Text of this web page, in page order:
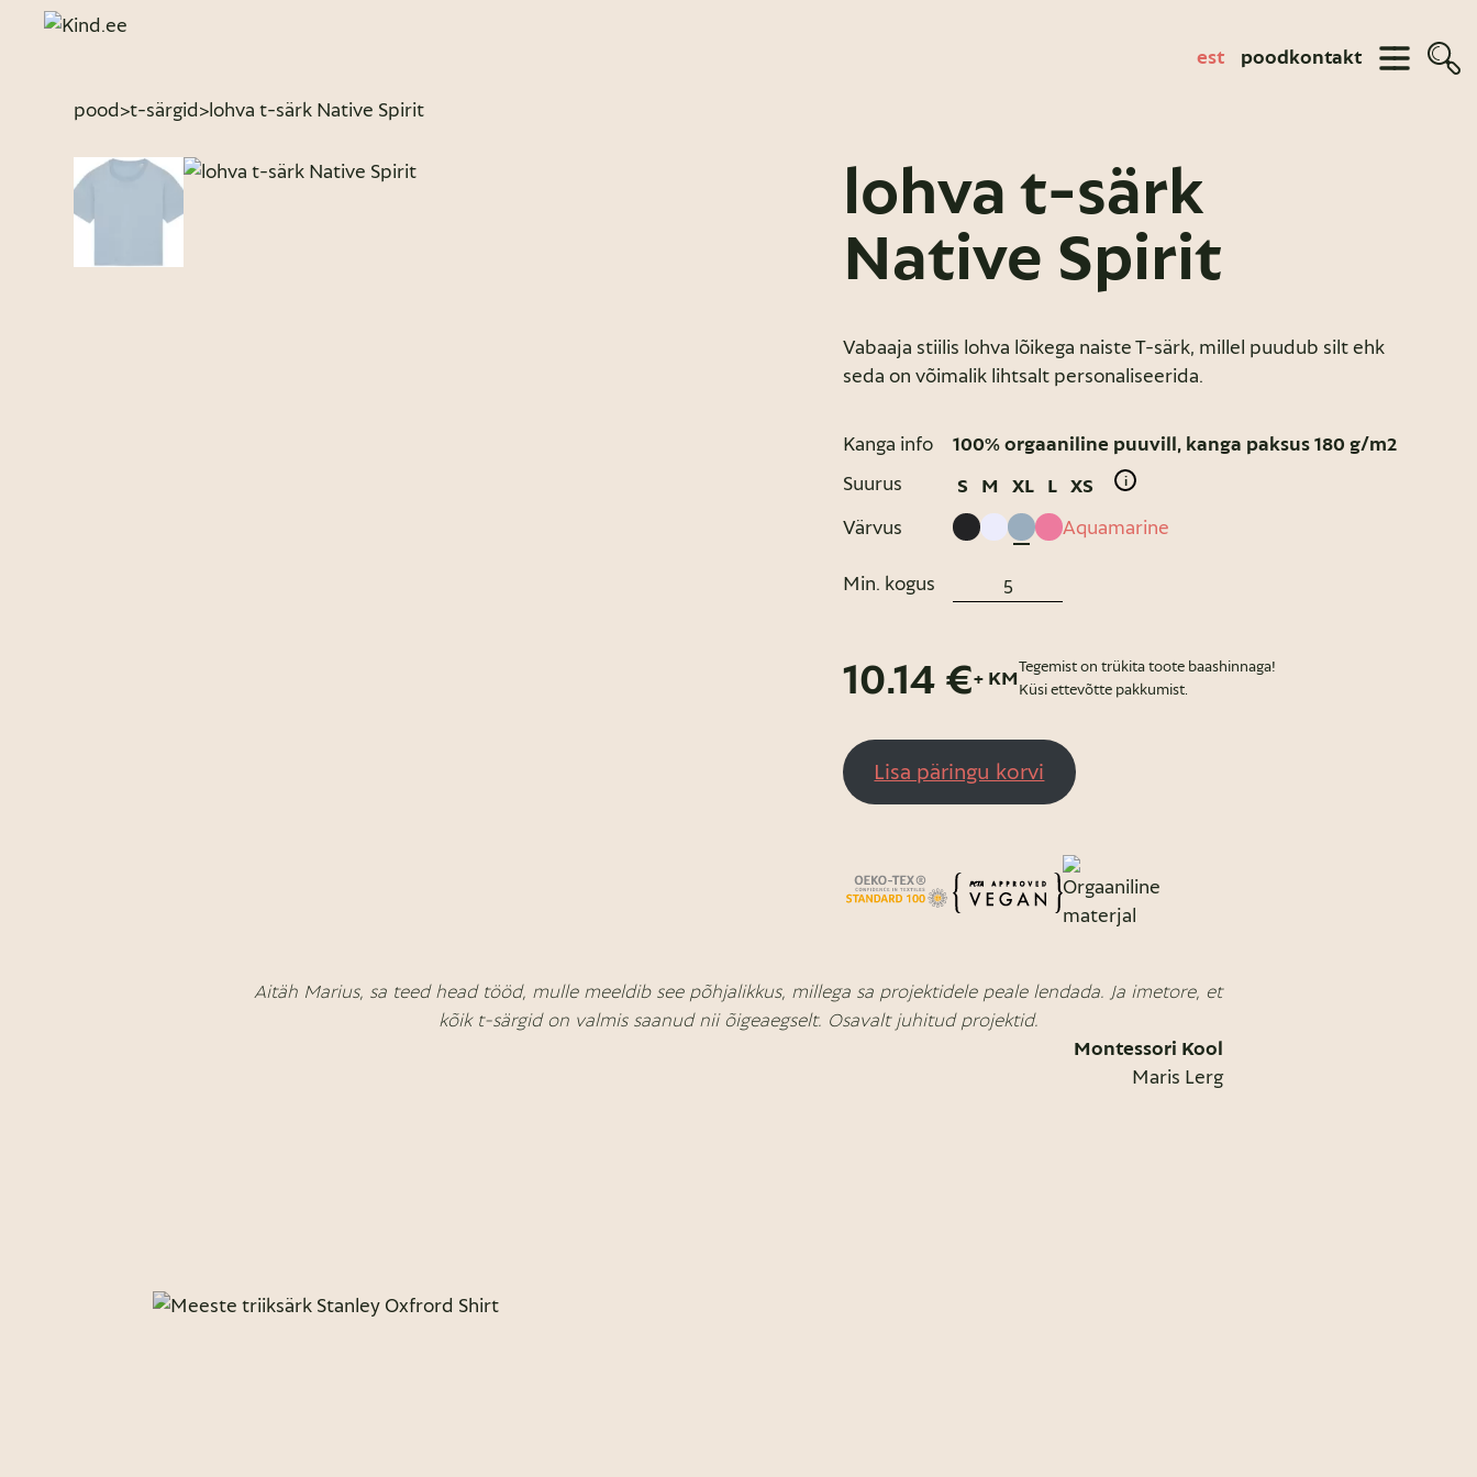
est poodkontakt
pood >t-särgid > lohva t-särk Native Spirit
lohva t-särk
Native Spirit
Vabaaja stiilis lohva lõikega naiste T-särk, millel puudub silt ehk
seda on võimalik lihtsalt personaliseerida.
Kanga info
100% orgaaniline puuvill, kanga paksus 180 g/m2
Suurus
S M XL L XS i
Värvus Aquamarine
Min. kogus
10.14 €+ KM
Tegemist on trükita toote baashinnaga!
Küsi ettevõtte pakkumist.
Lisa päringu korvi
Aitäh Marius, sa teed head tööd, mulle meeldib see põhjalikkus, millega sa projektidele peale lendada. Ja imetore, et
kõik t-särgid on valmis saanud nii õigeaegselt. Osavalt juhitud projektid.
Montessori Kool
Maris Lerg